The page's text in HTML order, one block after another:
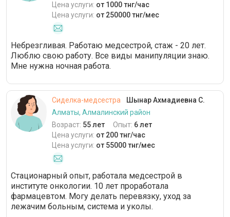
Цена услуги: от 1000 тнг/час
Цена услуги: от 250000 тнг/мес
Небрезгливая. Работаю медсестрой, стаж - 20 лет.
Люблю свою работу. Все виды манипуляции знаю.
Мне нужна ночная работа.
Сиделка-медсестра
Шынар Ахмадиевна С.
Алматы, Алмалинский район
Возраст: 55 лет Опыт: 6 лет
Цена услуги: от 200 тнг/час
Цена услуги: от 55000 тнг/мес
Стационарный опыт, работала медсестрой в
институте онкологии. 10 лет проработала
фармацевтом. Могу делать перевязку, уход за
лежачим больным, система и уколы.